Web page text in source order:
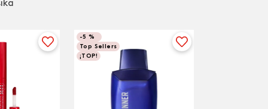
-5 %
Top Sellers
¡TOP!